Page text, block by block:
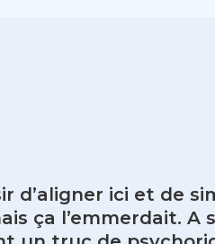
d’aligner ici et de
ça l’emmerdait. A